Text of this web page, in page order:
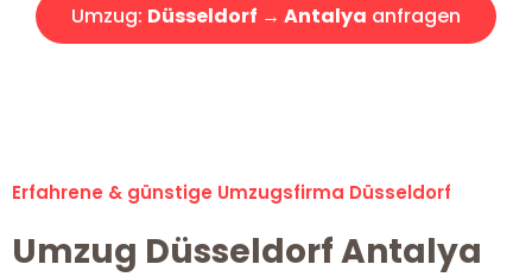
Umzug: Düsseldorf → Antalya anfragen
Erfahrene & günstige Umzugsfirma Düsseldorf
Umzug Düsseldorf Antalya